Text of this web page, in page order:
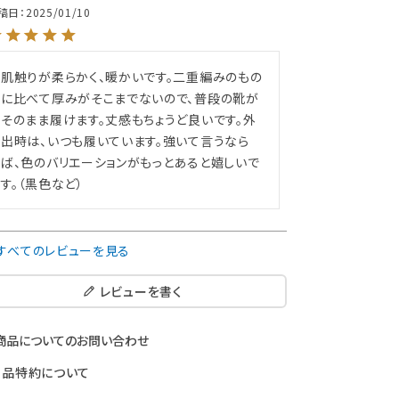
日 2025/01/10
肌触りが柔らかく、暖かいです。二重編みのもの
に比べて厚みがそこまでないので、普段の靴が
そのまま履けます。丈感もちょうど良いです。外
出時は、いつも履いています。強いて言うなら
ば、色のバリエーションがもっとあると嬉しいで
す。（黒色など）
べてのレビューを見る
レビューを書く
品についてのお問い合わせ
特約について